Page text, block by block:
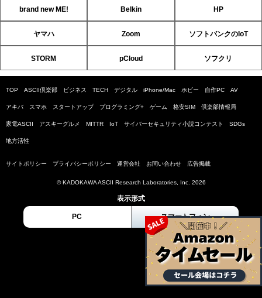
brand new ME! Belkin HP
ヤマハ Zoom ソフトバンクのIoT
STORM pCloud ソフクリ
TOP ASCII倶楽部 ビジネス TECH デジタル iPhone/Mac ホビー 自作PC AV
アキバ スマホ スタートアップ プログラミング+ ゲーム 格安SIM 倶楽部情報局
家電ASCII アスキーグルメ MITTR IoT サイバーセキュリティ小説コンテスト SDGs
地方活性
サイトポリシー プライバシーポリシー 運営会社 お問い合わせ 広告掲載
© KADOKAWA ASCII Research Laboratories, Inc. 2026
表示形式
PC スマートフォン